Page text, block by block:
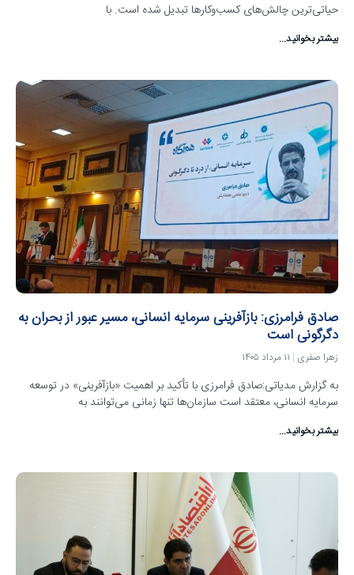
حیاتی‌ترین چالش‌های کسب‌وکارها تبدیل شده است. با
بیشتر بخوانید...
صادق فرامرزی: بازآفرینی سرمایه انسانی، مسیر عبور از بحران به
دگرگونی است
زهرا صفری ۱۱ مرداد ۱۴۰۵
به گزارش مدیاتی:صادق فرامرزی با تأکید بر اهمیت «بازآفرینی» در توسعه
سرمایه انسانی، معتقد است سازمان‌ها تنها زمانی می‌توانند به
بیشتر بخوانید...